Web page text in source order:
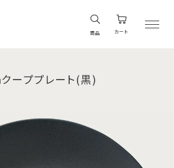
商品 カート
ーププレート(黒)